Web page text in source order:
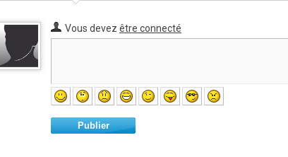
Vous devez être connecté
Publier